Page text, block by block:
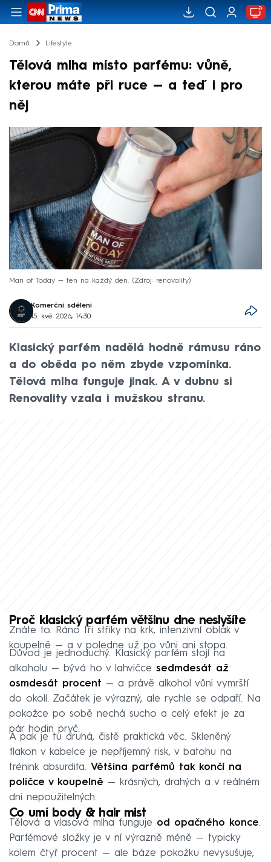
Domů Lifestyle
Tělová mlha místo parfému: vůně,
kterou máte při ruce — a teď i pro
něj
Man of Today — ten na každý den. Zdroj: renovality
Komerční sdělení
15. kvě 2026, 14:30
Klasický parfém nadělá hodně rámusu ráno
a do oběda po něm zbyde vzpomínka.
Tělová mlha funguje jinak. A v dubnu si
Renovality vzala i mužskou stranu.
Proč klasický parfém většinu dne neslyšíte
Znáte to. Ráno tři střiky na krk, intenzivní oblak v
koupelně — a v poledne už po vůni ani stopa.
Důvod je jednoduchý. Klasický parfém stojí na
alkoholu — bývá ho v lahvičce sedmdesát až
osmdesát procent — a právě alkohol vůni vymrští
do okolí. Začátek je výrazný, ale rychle se odpaří. Na
pokožce po sobě nechá sucho a celý efekt je za
pár hodin pryč.
A pak je tu druhá, čistě praktická věc. Skleněný
flakon v kabelce je nepříjemný risk, v batohu na
trénink absurdita. Většina parfémů tak končí na
poličce v koupelně — krásných, drahých a v reálném
dni nepoužitelných.
Co umí body & hair mist
Tělová a vlasová mlha funguje od opačného konce.
Parfémové složky je v ní výrazně méně — typicky
kolem čtyř procent — ale báze pokožku nevysušuje,